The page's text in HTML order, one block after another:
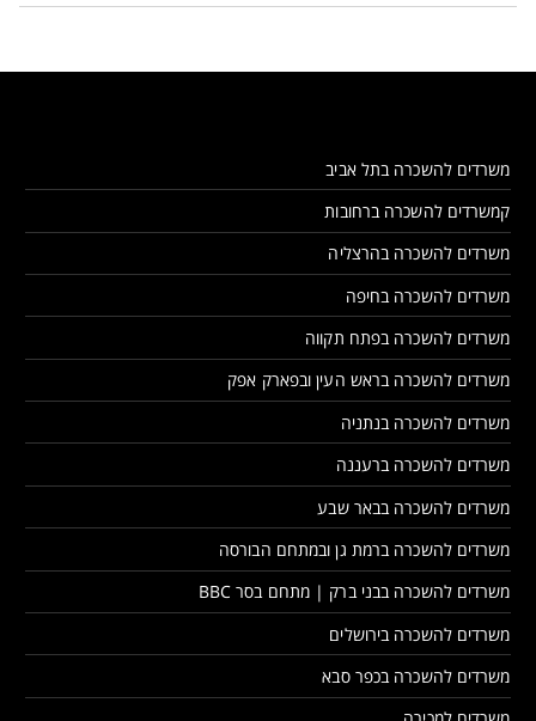
משרדים להשכרה בתל אביב
קמשרדים להשכרה ברחובות
משרדים להשכרה בהרצליה
משרדים להשכרה בחיפה
משרדים להשכרה בפתח תקווה
משרדים להשכרה בראש העין ובפארק אפק
משרדים להשכרה בנתניה
משרדים להשכרה ברעננה
משרדים להשכרה בבאר שבע
משרדים להשכרה ברמת גן ובמתחם הבורסה
משרדים להשכרה בבני ברק | מתחם בסר BBC
משרדים להשכרה בירושלים
משרדים להשכרה בכפר סבא